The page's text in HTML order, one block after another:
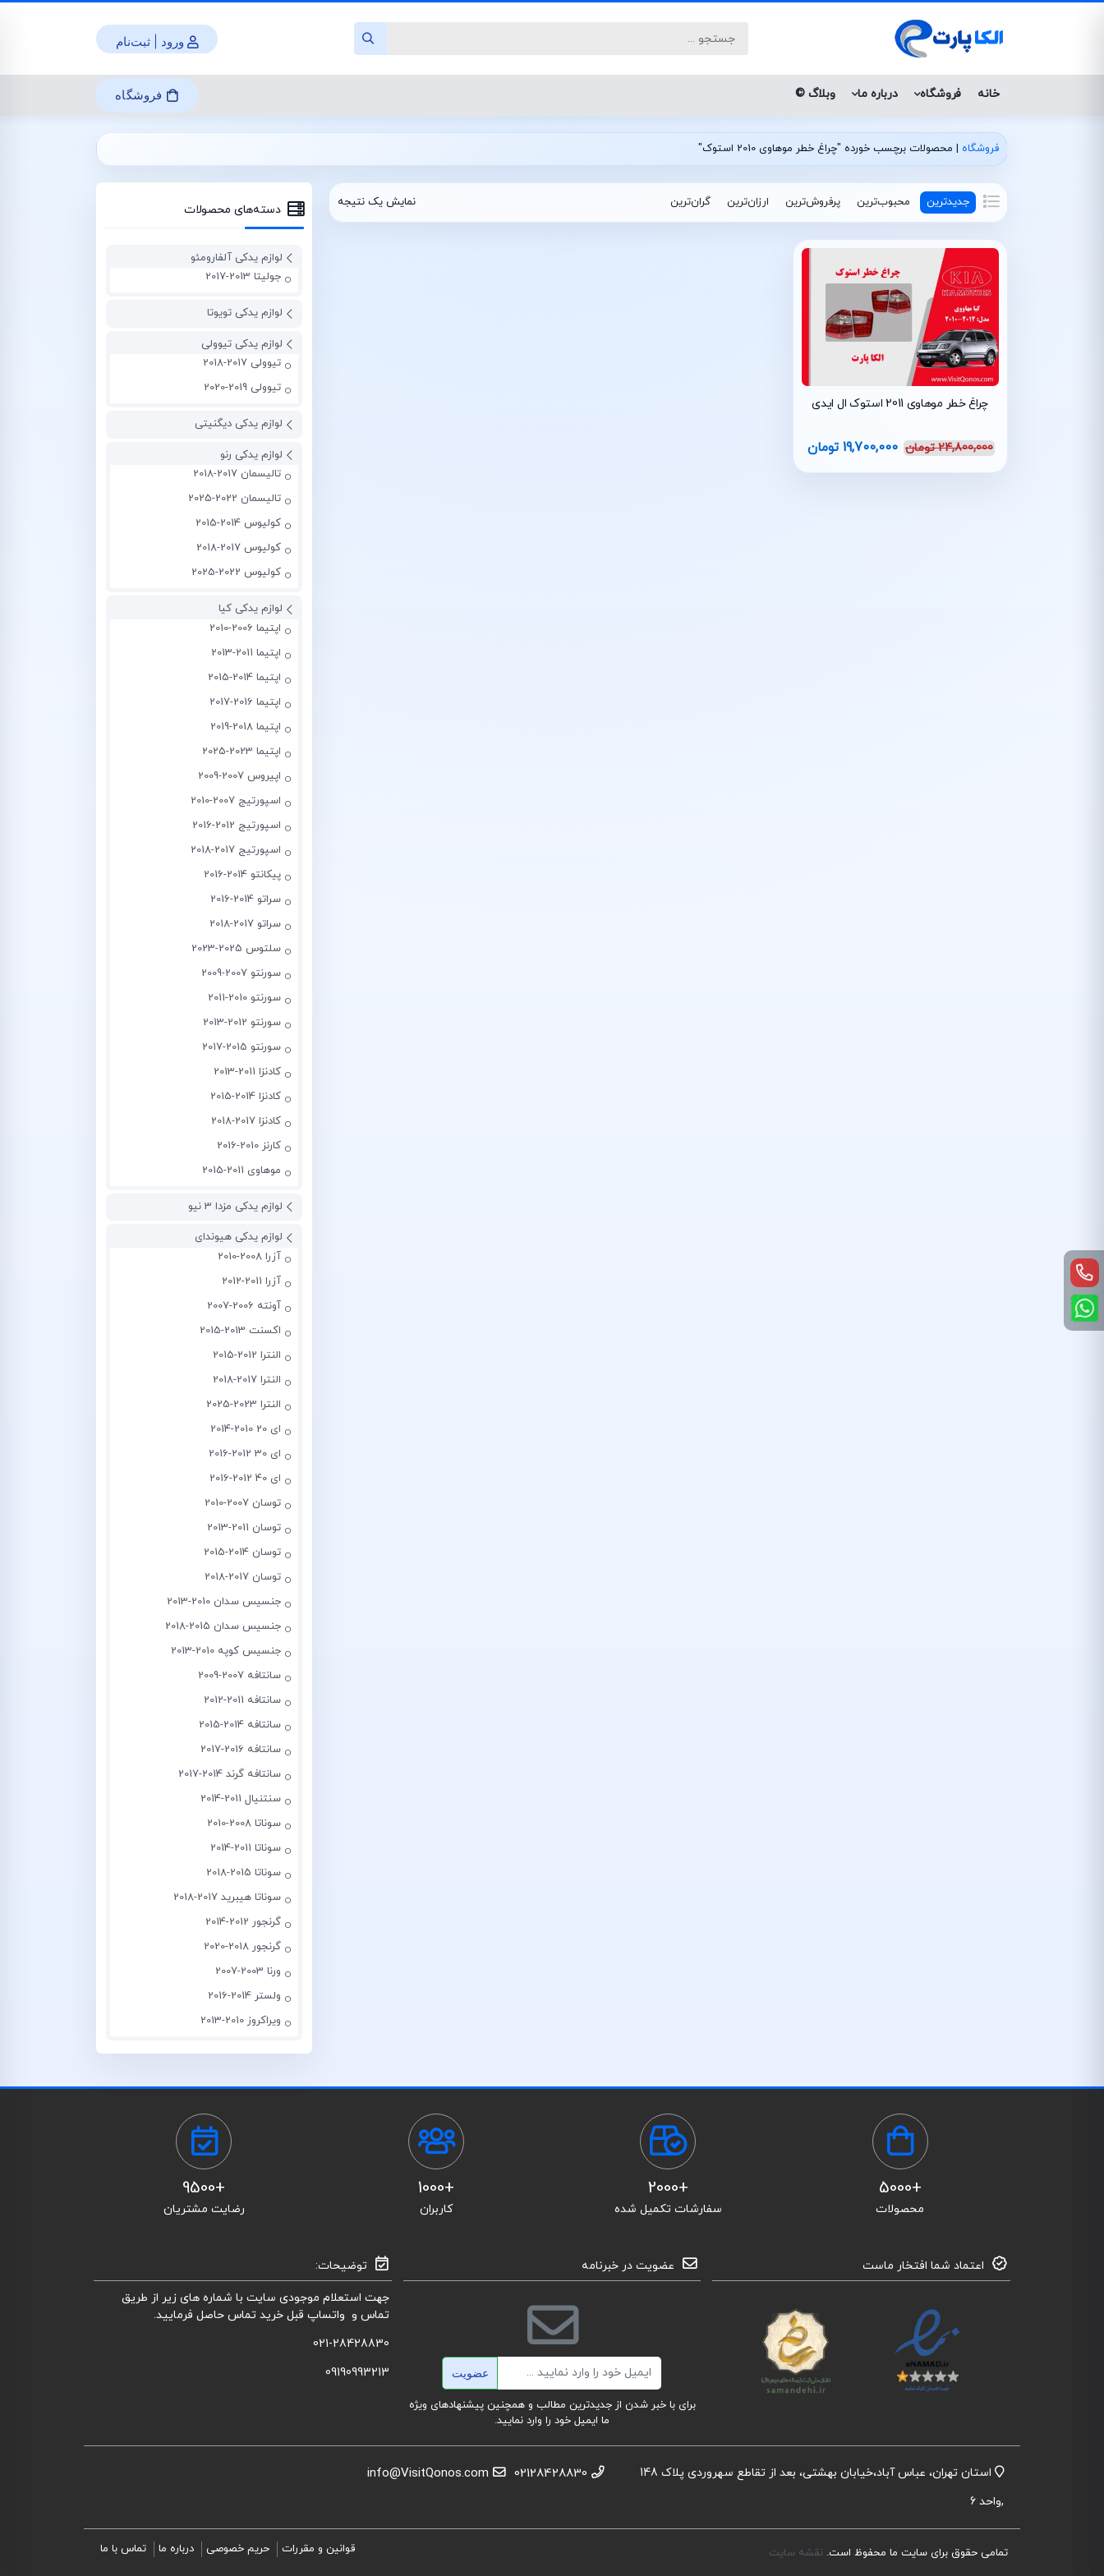
ورود | ثبت‌نام
خانه فروشگاه درباره ما وبلاگ © فروشگاه
فروشگاه | محصولات برچسب خورده "چراغ خطر موهاوی 2010 استوک"
جدیدترین محبوب‌ترین پرفروش‌ترین ارزان‌ترین گران‌ترین نمایش یک نتیجه
چراغ خطر موهاوی 2011 استوک ال ایدی
24,800,000 تومان 19,700,000 تومان
دسته‌های محصولات
لوازم یدکی آلفارومئو
جولیتا 2013-2017
لوازم یدکی تویوتا
لوازم یدکی تیوولی
تیوولی 2017-2018
تیوولی 2019-2020
لوازم یدکی دیگنیتی
لوازم یدکی رنو
تالیسمان 2017-2018
تالیسمان 2022-2025
کولیوس 2014-2015
کولیوس 2017-2018
کولیوس 2022-2025
لوازم یدکی کیا
اپتیما 2006-2010
اپتیما 2011-2013
اپتیما 2014-2015
اپتیما 2016-2017
اپتیما 2018-2019
اپتیما 2023-2025
اپیروس 2007-2009
اسپورتیج 2007-2010
اسپورتیج 2012-2016
اسپورتیج 2017-2018
پیکانتو 2014-2016
سراتو 2014-2016
سراتو 2017-2018
سلتوس 2025-2023
سورنتو 2007-2009
سورنتو 2010-2011
سورنتو 2012-2013
سورنتو 2015-2017
کادنزا 2011-2013
کادنزا 2014-2015
کادنزا 2017-2018
کارنز 2010-2016
موهاوی 2011-2015
لوازم یدکی مزدا 3 نیو
لوازم یدکی هیوندای
آزرا 2008-2010
آزرا 2011-2012
آونته 2006-2007
اکسنت 2013-2015
النترا 2012-2015
النترا 2017-2018
النترا 2023-2025
ای 20 2010-2014
ای 30 2012-2016
ای 40 2012-2016
توسان 2007-2010
توسان 2011-2013
توسان 2014-2015
توسان 2017-2018
جنسیس سدان 2010-2013
جنسیس سدان 2015-2018
جنسیس کوپه 2010-2013
سانتافه 2007-2009
سانتافه 2011-2012
سانتافه 2014-2015
سانتافه 2016-2017
سانتافه گرند 2014-2017
سنتنیال 2011-2014
سوناتا 2008-2010
سوناتا 2011-2014
سوناتا 2015-2018
سوناتا هیبرید 2017-2018
گرنجور 2012-2014
گرنجور 2018-2020
ورنا 2003-2007
ولستر 2014-2016
ویراکروز 2010-2013
+5000
محصولات
+2000
سفارشات تکمیل شده
+1000
کاربران
+9500
رضایت مشتریان
اعتماد شما افتخار ماست عضویت در خبرنامه
ایمیل عضویت
برای با خبر شدن از جدیدترین مطالب و همچنین پیشنهادهای ویژه
ما ایمیل خود را وارد نمایید.
توضیحات:
جهت استعلام موجودی سایت با شماره های زیر از طریق
تماس و واتساپ قبل خرید تماس حاصل فرمایید.
021-28428830
09190993213
استان تهران، عباس آباد،خیابان بهشتی، بعد از تقاطع سهروردی پلاک 148
,واحد 6
02128428830
info@VisitQonos.com
تمامی حقوق برای سایت ما محفوظ است. نقشه سایت قوانین و مقررات حریم خصوصی درباره ما تماس با ما